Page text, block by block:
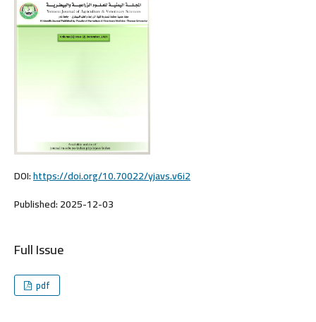
DOI:https://doi.org/10.70022/yjavs.v6i2
Published:2025-12-03
Full Issue
pdf